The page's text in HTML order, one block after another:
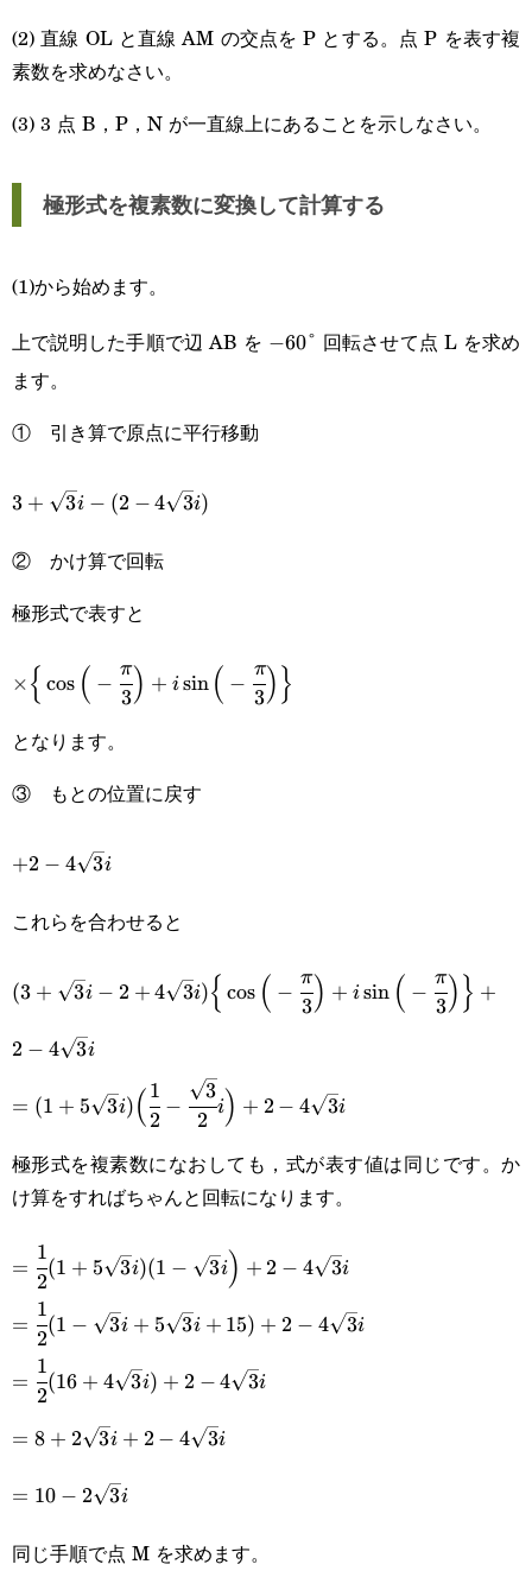
(2) 直線 OL と直線 AM の交点を P とする。点 P を表す複
素数を求めなさい。
(3) 3 点 B，P，N が一直線上にあることを示しなさい。
極形式を複素数に変換して計算する
(1)から始めます。
上で説明した手順で辺 AB を -60\degree
−60° 回転させて点 L を求め
ます。
① 引き算で原点に平行移動
3+\sqrt{3}i-
4\sqrt{3}i)
3 + 3i − (2 − 4 3i)
② かけ算で回転
極形式で表すと
\times\Big\
{\cos\Big(-
\cfrac{\pi}
{3}\Big)+i\sin\Big(-
{3}\Big)\Big\}
×{ cos ( −
3
π) + i sin ( −
3
π)}
となります。
③ もとの位置に戻す
+2 − 4 3i
これらを合わせると
(3+\sqrt{3}i-
{\cos\Big(-
\cfrac{\pi}
\cfrac{\pi}
4\sqrt{3}i
(3 + 3i − 2 + 4 3i){ cos ( −
3
π) + isin ( −
3
π)} +
2 − 4 3i
(1+5\sqrt{3}i)\Big(\cfrac{1}
{2}-\cfrac{\sqrt{3}}
= (1 + 5 3i)( 2
1
−
2
3
i) + 2 − 4 3i
極形式を複素数になおしても，式が表す値は同じです。か
け算をすればちゃんと回転になります。
=\cfrac{1}{2}
(1+5\sqrt{3}i)(1-
\sqrt{3}i\Big)+2-
4\sqrt{3}i
=
2
1
(1 + 5 3i)(1 − 3i) + 2 − 4 3i
=\cfrac{1}{2}(1-
\sqrt{3}i+5\sqrt{3}i+15)+2-
4\sqrt{3}i
=
2
1
(1 − 3i + 5 3i + 15) + 2 − 4 3i
=\cfrac{1}{2}
(16+4\sqrt{3}i)+2-
4\sqrt{3}i
=
2
1
(16 + 4 3i) + 2 − 4 3i
=8+2\sqrt{3}i+2-
= 8 + 2 3i + 2 − 4 3i
= 10 − 2 3i
同じ手順で点 M を求めます。